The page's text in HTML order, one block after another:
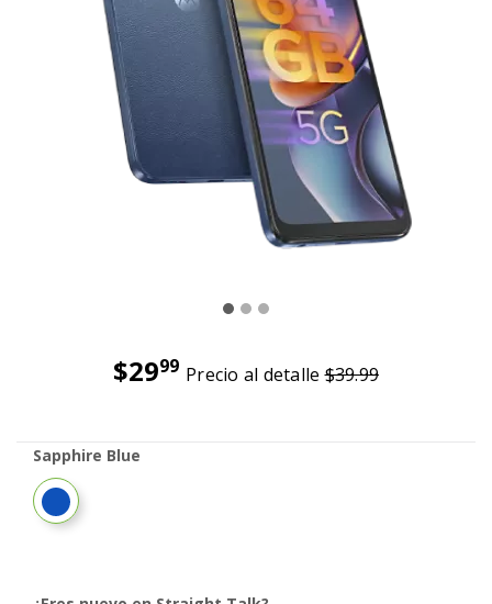
$2999 Precio al detalle$39.99
Sapphire Blue
Sapphire Blue